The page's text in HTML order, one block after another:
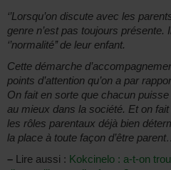
‘’Lorsqu’on discute avec les
genre n’est pas toujours présente.
‘’normalité’’ de leur enfant.
Cette démarche
points d’attention qu’on a par
On fait en sorte que chacun
au mieux dans la société. Et on
les rôles parentaux déjà bien
la place à toute façon d’être
– Lire aussi : Kokcinelo : a-t-on